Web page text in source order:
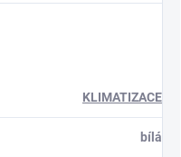
KLIMATIZACE
bílá